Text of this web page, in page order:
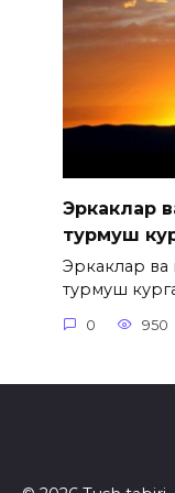
Эркаклар
турмуш
Эркаклар ва
турмуш
0 950